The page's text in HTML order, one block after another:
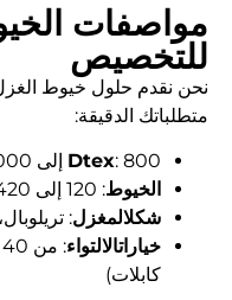
مواصفات
للتخصيص
نحن نقدم حلول خيوط الغزل
متطلباتك الدقيقة:
Dtex: 800 إلى 10,000
الخيوط: 120 إلى 420
شكلالمغزل:
خياراتالالتواء
كابلات)